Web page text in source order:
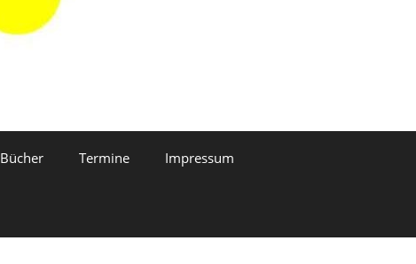
Bücher Termine Impressum